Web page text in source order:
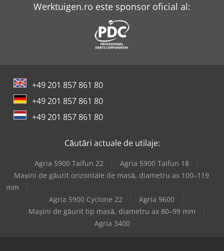
Werktuigen.ro este sponsor oficial al:
+49 201 857 861 80
+49 201 857 861 80
+49 201 857 861 80
Căutări actuale de utilaje:
Agria 5900 Taifun 22
Agria 5900 Taifun 18
Mașini de găurit orizontale de masă, diametru ax 100–119
mm
Agria 5900 Cyclone 22
Agria 9600
Mașini de găurit tip masă, diametru ax 80–99 mm
Agria 3400